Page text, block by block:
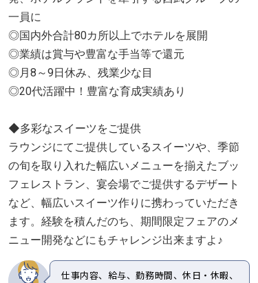
一員に
◎国内外合計80カ所以上でホテルを展開
◎業績は賞与や豊富な手当等で還元
◎月8～9日休み、残業少な目
◎20代活躍中！豊富な育成実績あり
◆多彩なスイーツをご提供
ラウンジにてご提供しているスイーツや、季節
の旬を取り入れた幅広いメニューを揃えたブッ
フェレストラン、宴会場でご提供するデザート
など、幅広いスイーツ作りに携わっていただき
ます。経験を積んだのち、期間限定フェアのメ
ニュー開発などにもチャレンジ出来ますよ♪
仕事内容、給与、勤務時間、休日・休暇、